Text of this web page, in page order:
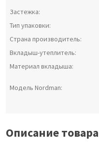
Застежка:
Тип упаковки:
Страна производитель:
Вкладыш-утеплитель:
Материал вкладыша:
Модель Nordman:
Описание товара